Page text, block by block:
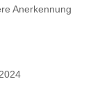
Anerkennung